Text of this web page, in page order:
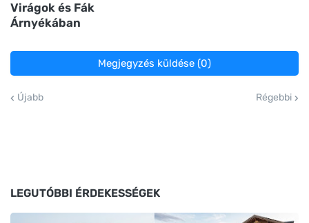
Virágok és Fák
Árnyékában
Megjegyzés küldése (0)
Újabb Régebbi
LEGUTÓBBI ÉRDEKESSÉGEK